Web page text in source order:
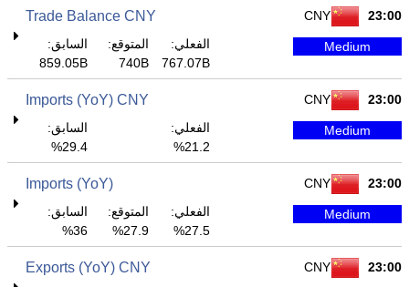
23:00
CNY
Trade Balance CNY
Medium
الفعلي:
767.07B
المتوقع:
740B
السابق:
859.05B
23:00
CNY
Imports (YoY) CNY
Medium
الفعلي:
21.2%
السابق:
29.4%
23:00
CNY
Imports (YoY)
Medium
الفعلي:
27.5%
المتوقع:
27.9%
السابق:
36%
23:00
CNY
Exports (YoY) CNY